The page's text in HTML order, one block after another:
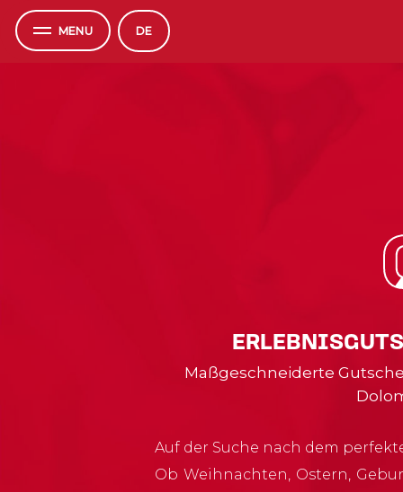
MENU DE
Maßgeschneiderte
Auf der Suche nach dem
Ob Weihnachten, Ostern,